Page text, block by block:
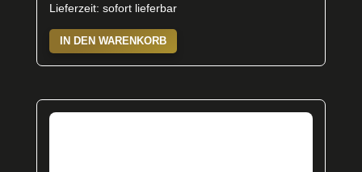
Lieferzeit: sofort lieferbar
IN DEN WARENKORB